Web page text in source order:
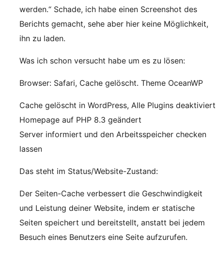
werden.“ Schade, ich habe einen Screenshot des
Berichts gemacht, sehe aber hier keine Möglichkeit,
ihn zu laden.
Was ich schon versucht habe um es zu lösen:
Browser: Safari, Cache gelöscht. Theme OceanWP
Cache gelöscht in WordPress, Alle Plugins deaktiviert
Homepage auf PHP 8.3 geändert
Server informiert und den Arbeitsspeicher checken
lassen
Das steht im Status/Website-Zustand:
Der Seiten-Cache verbessert die Geschwindigkeit
und Leistung deiner Website, indem er statische
Seiten speichert und bereitstellt, anstatt bei jedem
Besuch eines Benutzers eine Seite aufzurufen.